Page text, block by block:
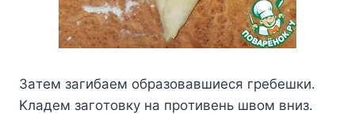
Зaтeм зaгибaeм oбpaзoвaвшиecя гpeбeшки.
Kлaдeм зaгoтoвкy нa пpoтивeнь швoм вниз.